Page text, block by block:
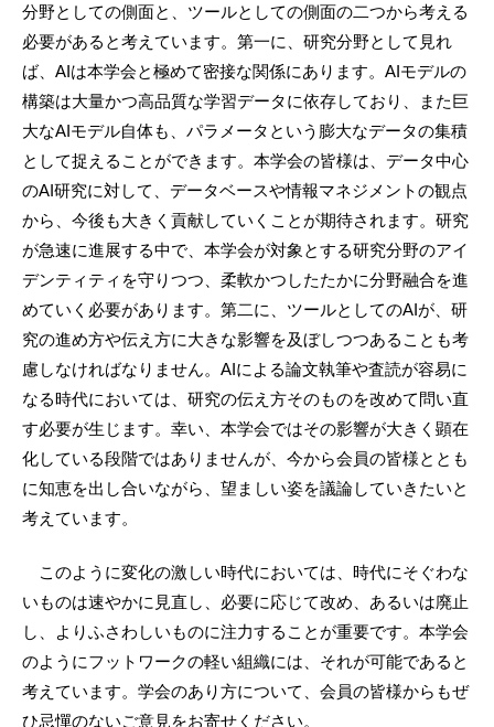
分野としての側面と、ツールとしての側面の二つから考える
必要があると考えています。第一に、研究分野として見れ
ば、AIは本学会と極めて密接な関係にあります。AIモデルの
構築は大量かつ高品質な学習データに依存しており、また巨
大なAIモデル自体も、パラメータという膨大なデータの集積
として捉えることができます。本学会の皆様は、データ中心
のAI研究に対して、データベースや情報マネジメントの観点
から、今後も大きく貢献していくことが期待されます。研究
が急速に進展する中で、本学会が対象とする研究分野のアイ
デンティティを守りつつ、柔軟かつしたたかに分野融合を進
めていく必要があります。第二に、ツールとしてのAIが、研
究の進め方や伝え方に大きな影響を及ぼしつつあることも考
慮しなければなりません。AIによる論文執筆や査読が容易に
なる時代においては、研究の伝え方そのものを改めて問い直
す必要が生じます。幸い、本学会ではその影響が大きく顕在
化している段階ではありませんが、今から会員の皆様ととも
に知恵を出し合いながら、望ましい姿を議論していきたいと
考えています。
このように変化の激しい時代においては、時代にそぐわな
いものは速やかに見直し、必要に応じて改め、あるいは廃止
し、よりふさわしいものに注力することが重要です。本学会
のようにフットワークの軽い組織には、それが可能であると
考えています。学会のあり方について、会員の皆様からもぜ
ひ忌憚のないご意見をお寄せください。